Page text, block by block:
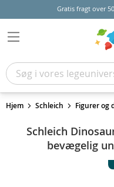
Gratis fragt over
Hjem Schleich Figurer og
Schleich
bevægelig